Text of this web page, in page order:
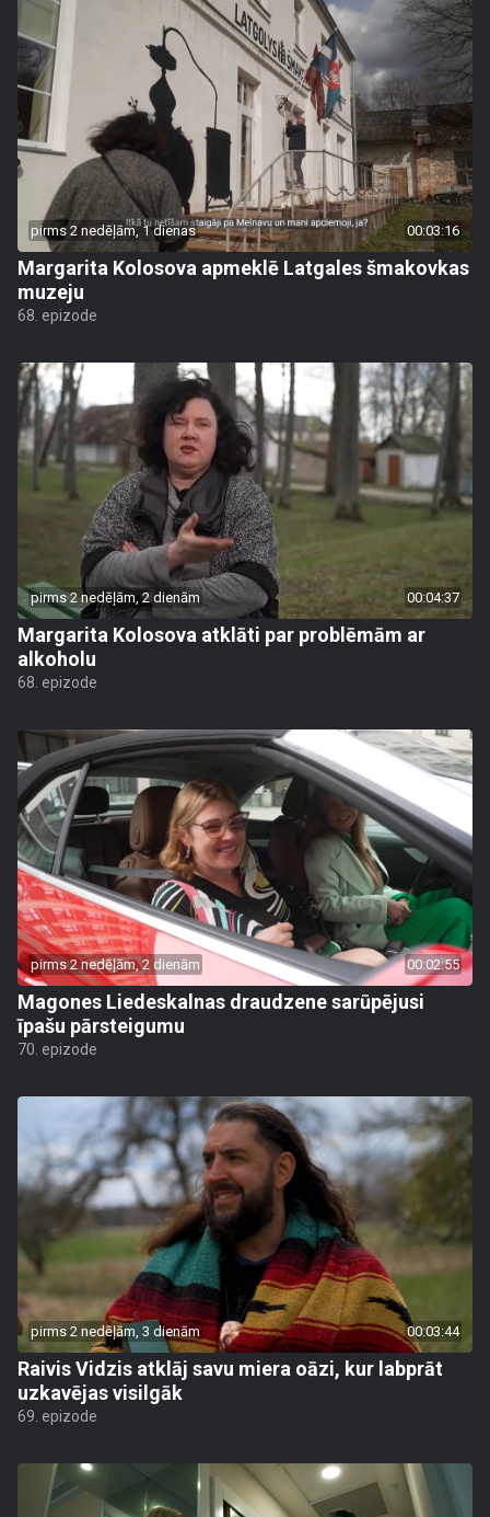
pirms 2 nedēļām, 1 dienas 00:03:16
Margarita Kolosova apmeklē Latgales šmakovkas
muzeju
68. epizode
pirms 2 nedēļām, 2 dienām 00:04:37
Margarita Kolosova atklāti par problēmām ar
alkoholu
68. epizode
pirms 2 nedēļām, 2 dienām 00:02:55
Magones Liedeskalnas draudzene sarūpējusi
īpašu pārsteigumu
70. epizode
pirms 2 nedēļām, 3 dienām 00:03:44
Raivis Vidzis atklāj savu miera oāzi, kur labprāt
uzkavējas visilgāk
69. epizode